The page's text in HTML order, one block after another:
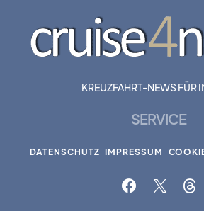
KREUZFAHRT-NEWS FÜR
SERVICE
DATENSCHUTZ IMPRESSUM